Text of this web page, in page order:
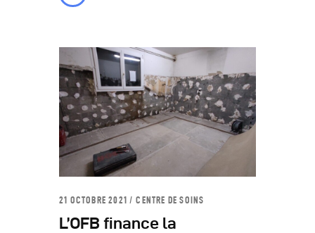
21 OCTOBRE 2021 CENTRE DE SOINS
L’OFB finance la